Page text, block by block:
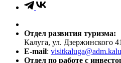
Отдел развития туризма:
Калуга, ул. Дзержинского 41
E-mail:
Отдел по работе с